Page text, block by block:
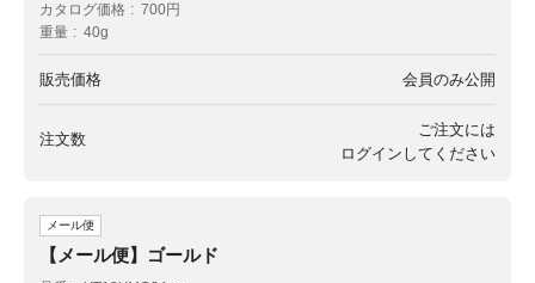
カタログ価格
700円
重量
40g
販売価格 会員のみ公開
注文数
ご注文には
ログイン してください
メール便
【メール便】ゴールド